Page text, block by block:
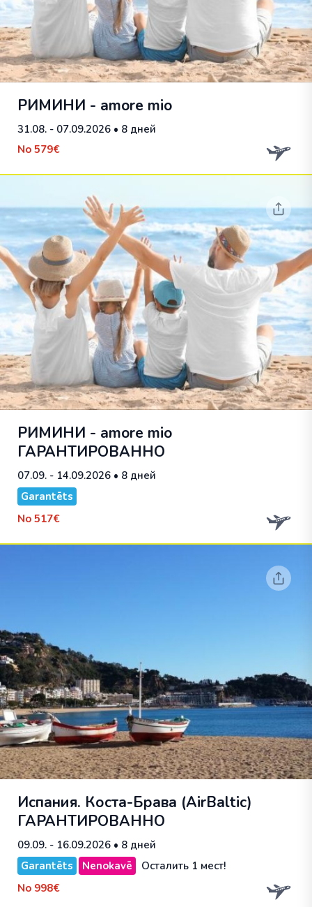
РИМИНИ - amore mio
31.08. - 07.09.2026 • 8 дней
No 579€
РИМИНИ - amore mio
ГАРАНТИРОВАННО
07.09. - 14.09.2026 • 8 дней
Garantēts
No 517€
Испания. Коста-Брава (AirBaltic)
ГАРАНТИРОВАННО
09.09. - 16.09.2026 • 8 дней
Garantēts
Nenokavē
Осталить 1 мест!
No 998€